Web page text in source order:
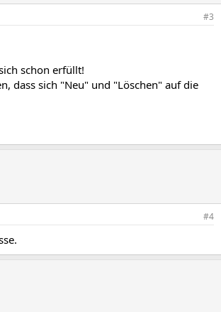
#3
schon erfüllt!
dass sich "Neu" und "Löschen" auf die
#4